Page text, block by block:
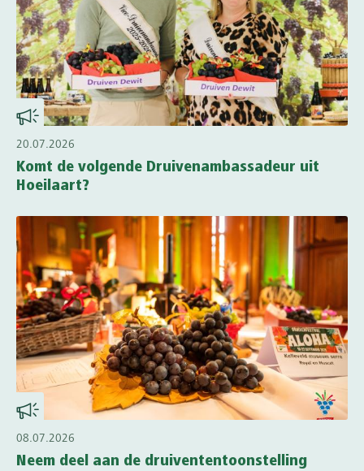
20.07.2026
Komt de volgende Druivenambassadeur uit
Hoeilaart?
08.07.2026
Neem deel aan de druivententoonstelling